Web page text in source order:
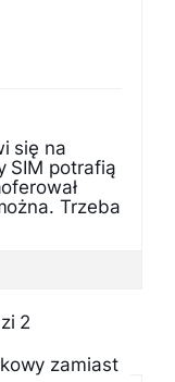
się na
SIM potrafią
Trzeba
2
zamiast